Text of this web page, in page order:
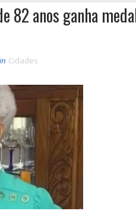
82 anos ganha
in Cidades